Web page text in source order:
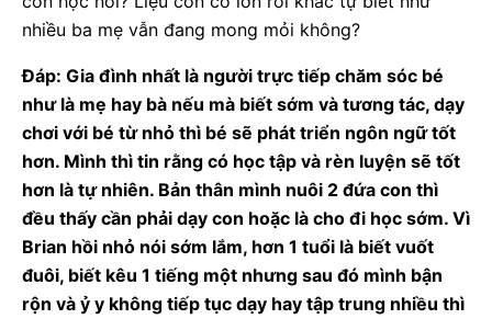
nhiều ba mẹ vẫn đang mong mỏi không?
Đáp: Gia đình nhất là người trực tiếp chăm sóc bé
như là mẹ hay bà nếu mà biết sớm và tương tác, dạy
chơi với bé từ nhỏ thì bé sẽ phát triển ngôn ngữ tốt
hơn. Mình thì tin rằng có học tập và rèn luyện sẽ tốt
hơn là tự nhiên. Bản thân mình nuôi 2 đứa con thì
đều thấy cần phải dạy con hoặc là cho đi học sớm. Vì
Brian hồi nhỏ nói sớm lắm, hơn 1 tuổi là biết vuốt
đuôi, biết kêu 1 tiếng một nhưng sau đó mình bận
rộn và ỷ y không tiếp tục dạy hay tập trung nhiều thì